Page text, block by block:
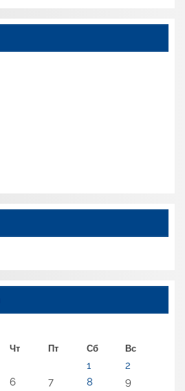
Чт Пт Сб Вс
1
2
6 7 8 9